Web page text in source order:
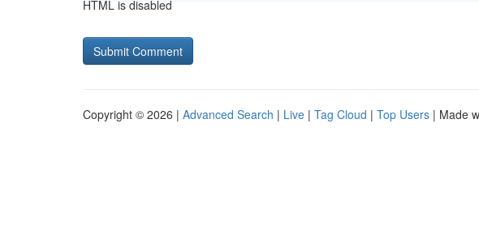
HTML is disabled
Copyright © 2026 | Advanced Search | Live | Tag Cloud | Top Users | Made